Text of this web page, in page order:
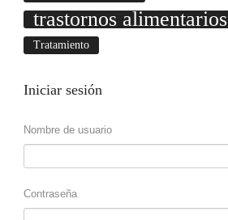
trastornos alimentarios
Tratamiento
Iniciar sesión
Nombre de usuario
Contraseña